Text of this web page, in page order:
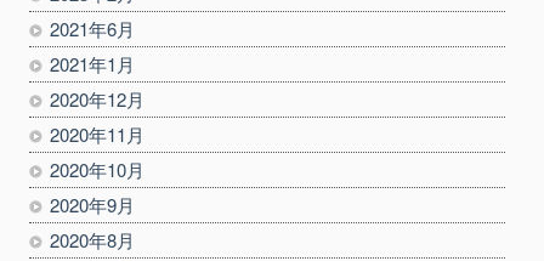
2021年6月
2021年1月
2020年12月
2020年11月
2020年10月
2020年9月
2020年8月